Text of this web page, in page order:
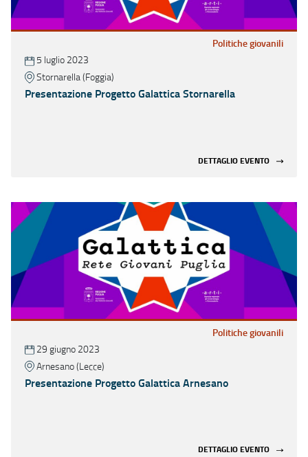
Politiche giovanili
5 luglio 2023
Stornarella (Foggia)
Presentazione Progetto Galattica Stornarella
DETTAGLIO EVENTO
Politiche giovanili
29 giugno 2023
Arnesano (Lecce)
Presentazione Progetto Galattica Arnesano
DETTAGLIO EVENTO